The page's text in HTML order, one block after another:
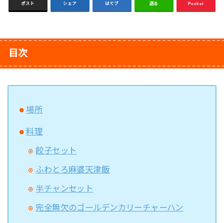
ポスト シェア はてブ 送る Pocket
目次
場所
料理
餃子セット
ふわとろ麻婆天津飯
半チャンセット
完全無欠のゴールデンカリーチャーハン